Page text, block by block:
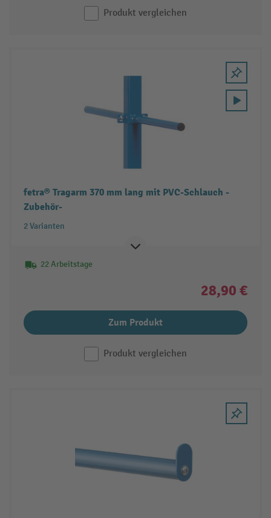
Produkt vergleichen
fetra® Tragarm 370 mm lang mit PVC-Schlauch -
Zubehör-
2 Varianten
22 Arbeitstage
28,90 €
Zum Produkt
Produkt vergleichen